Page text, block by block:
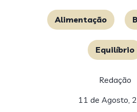
Alimentação
Equilíbrio
Redação
11 de Agosto,